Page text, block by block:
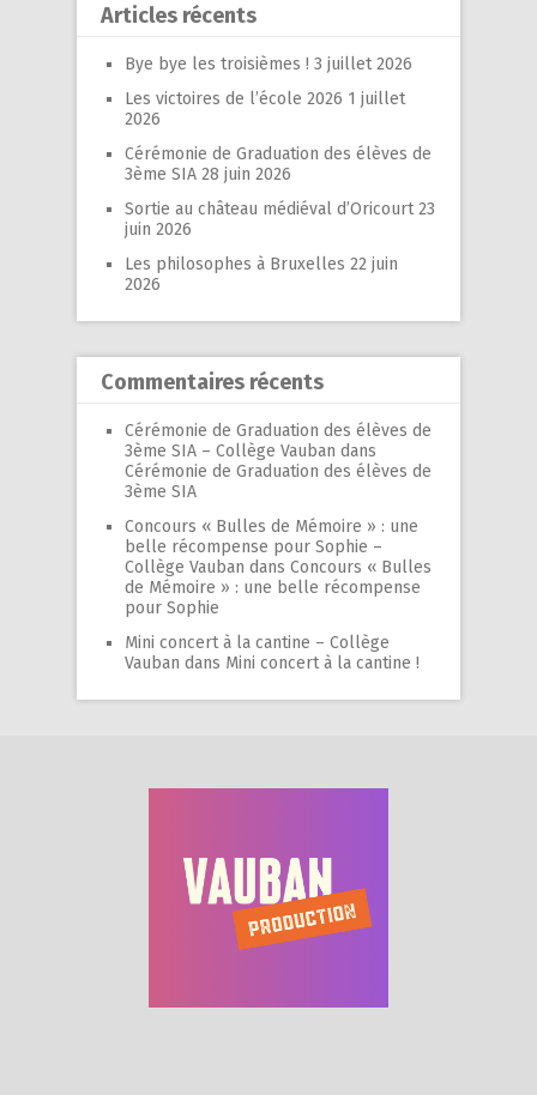
Articles récents
Bye bye les troisièmes ! 3 juillet 2026
Les victoires de l’école 2026 1 juillet
2026
Cérémonie de Graduation des élèves de
3ème SIA 28 juin 2026
Sortie au château médiéval d’Oricourt 23
juin 2026
Les philosophes à Bruxelles 22 juin
2026
Commentaires récents
Cérémonie de Graduation des élèves de
3ème SIA – Collège Vauban dans
Cérémonie de Graduation des élèves de
3ème SIA
Concours « Bulles de Mémoire » : une
belle récompense pour Sophie –
Collège Vauban dans Concours « Bulles
de Mémoire » : une belle récompense
pour Sophie
Mini concert à la cantine – Collège
Vauban dans Mini concert à la cantine !